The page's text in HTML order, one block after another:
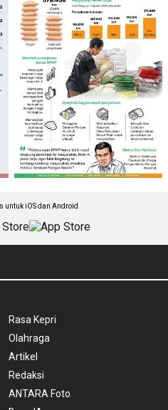
untuk iOS dan Android
Rasa Kepri
Olahraga
Artikel
Redaksi
ANTARA Foto